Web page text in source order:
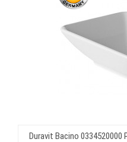
Duravit Bacino